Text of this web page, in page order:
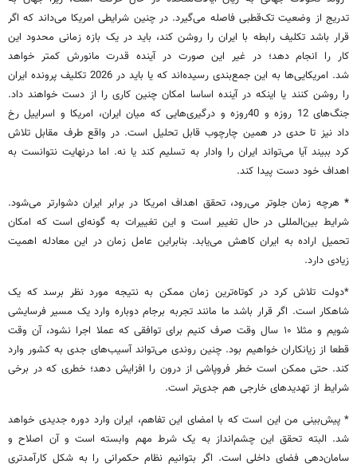
تدریج از وضعیت تک‌قطبی فاصله می‌گیرد. در چنین شرایطی امریکا می‌داند که اگر
قرار باشد تکلیف رابطه با ایران را روشن کند، باید در یک بازه زمانی محدود این
کار را انجام دهد؛ در غیر این صورت در آینده قدرت مانورش کمتر خواهد
شد. امریکایی‌ها به این جمع‌بندی رسیده‌اند که یا باید در 2026 تکلیف پرونده ایران
را روشن کنند یا اینکه در آینده اساسا امکان چنین کاری را از دست خواهند داد.
جنگ‌های 12 روزه و 40روزه و درگیری‌هایی که میان ایران، امریکا و اسراییل رخ
داد نیز تا حدی در همین چارچوب قابل تحلیل است. در واقع طرف مقابل تلاش
کرد ببیند آیا می‌تواند ایران را وادار به تسلیم کند یا نه. اما درنهایت نتوانست به
اهداف خود دست پیدا کند.
* هرچه زمان جلوتر می‌رود، تحقق اهداف امریکا در برابر ایران دشوارتر می‌شود.
شرایط بین‌المللی در حال تغییر است و این تغییرات به گونه‌ای است که امکان
تحمیل اراده به ایران کاهش می‌یابد. بنابراین عامل زمان در این معادله اهمیت
زیادی دارد.
*دولت تلاش کرد در کوتاه‌ترین زمان ممکن به نتیجه مورد نظر برسد که یک
شاهکار است. اگر قرار باشد ما مانند تجربه برجام دوباره وارد یک مسیر فرسایشی
شویم و مثلا ۱۰ سال وقت صرف کنیم برای توافقی که عملا اجرا نشود، آن وقت
قطعا از زیانکاران خواهیم بود. چنین روندی می‌تواند آسیب‌های جدی به کشور وارد
کند. حتی ممکن است خطر فروپاشی از درون را افزایش دهد؛ خطری که در برخی
شرایط از تهدیدهای خارجی هم جدی‌تر است.
* پیش‌بینی من این است که با امضای این تفاهم، ایران وارد دوره جدیدی خواهد
شد. البته تحقق این چشم‌انداز به یک شرط مهم وابسته است و آن اصلاح و
سامان‌دهی فضای داخلی است. اگر بتوانیم نظام حکمرانی را به شکل کارآمدتری